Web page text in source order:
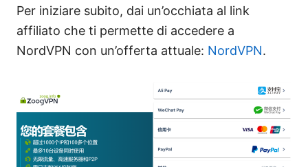
Per iniziare subito, dai un’occhiata al link
affiliato che ti permette di accedere a
NordVPN con un’offerta attuale: NordVPN.